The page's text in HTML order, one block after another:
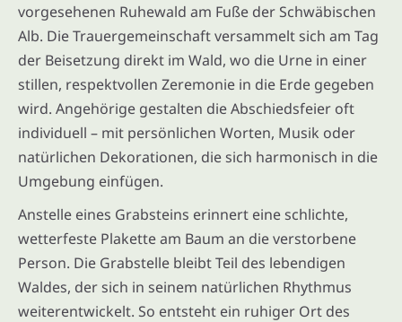
vorgesehenen Ruhewald am Fuße der Schwäbischen
Alb. Die Trauergemeinschaft versammelt sich am Tag
der Beisetzung direkt im Wald, wo die Urne in einer
stillen, respektvollen Zeremonie in die Erde gegeben
wird. Angehörige gestalten die Abschiedsfeier oft
individuell – mit persönlichen Worten, Musik oder
natürlichen Dekorationen, die sich harmonisch in die
Umgebung einfügen.
Anstelle eines Grabsteins erinnert eine schlichte,
wetterfeste Plakette am Baum an die verstorbene
Person. Die Grabstelle bleibt Teil des lebendigen
Waldes, der sich in seinem natürlichen Rhythmus
weiterentwickelt. So entsteht ein ruhiger Ort des